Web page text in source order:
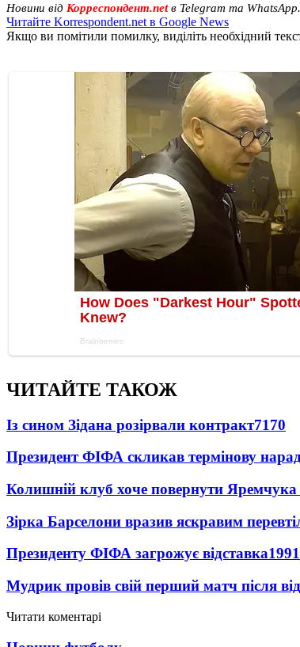
Новини від Корреспондент.netв Telegram та
Читайте Korrespondent.net в Google News
Якщо ви помітили помилку, виділіть необхідний
ЧИТАЙТЕ ТАКОЖ
Із сином Зідана розірвали контракт7170
Президент ФІФА скликав термінову
Колишній клуб хоче повернути
Зірка Барселони вразив яскравим
Президенту ФІФА загрожує відставка1991
Мудрик провів свій перший матч після
Читати коментарі